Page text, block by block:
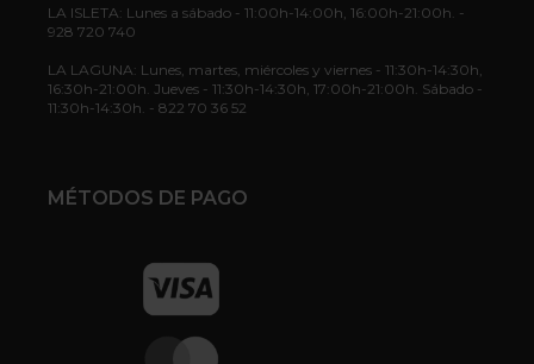
LA ISLETA: Lunes a sábado - 11:00h-14:00h, 16:00h-21:00h. -
928 720 740
LA LAGUNA: Lunes, martes, miércoles y viernes - 11:30h-14:30h,
16:30h-21:00h. Jueves - 11:30h-14:30h, 17:00h-21:00h. Sábado -
11:30h-14:30h. - 822 70 36 52
MÉTODOS DE PAGO